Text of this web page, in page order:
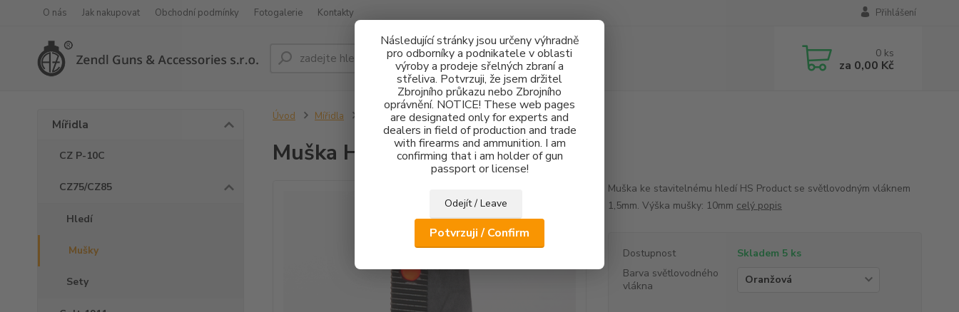
Následující stránky jsou určeny výhradně
pro odborníky a podnikatele v oblasti
výroby a prodeje sřelných zbraní a
střeliva. Potvrzuji, že jsem držitel
Zbrojního průkazu nebo Zbrojního
oprávnění. NOTICE! These web pages
are designated only for experts and
dealers in field of production and trade
with firearms and ammunition. I am
confirming that i am holder of gun
passport or license!
Odejít / Leave
Potvrzuji / Confirm
O nás Jak nakupovat Obchodní podmínky Fotogalerie Kontakty Přihlášení
Hledat 0 ks
za 0,00 Kč
Mířidla
CZ P-10C
CZ75/CZ85
Hledí
Mušky
Sety
Úvod Mířidla CZ75/CZ85 Mušky Muška HS Product FO 1,5mm
Muška HS Product FO 1,5mm
Muška ke stavitelnému hledí HS Product se světlovodným vláknem
1,5mm. Výška mušky: 10mm celý popis
Dostupnost
Skladem 5 ks
Barva světlovodného
vlákna